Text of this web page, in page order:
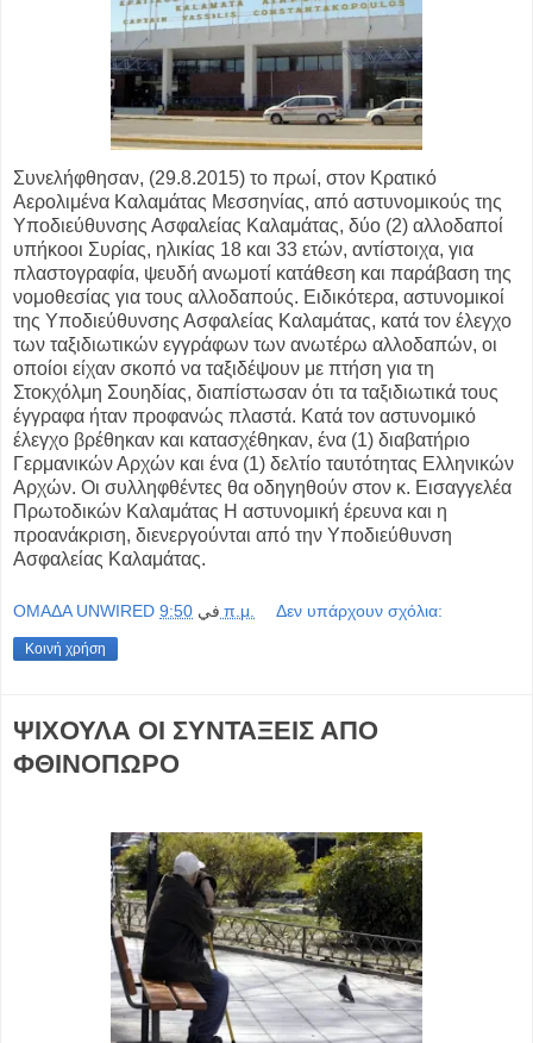
Συνελήφθησαν, (29.8.2015) το πρωί, στον Κρατικό
Αερολιμένα Καλαμάτας Μεσσηνίας, από αστυνομικούς της
Υποδιεύθυνσης Ασφαλείας Καλαμάτας, δύο (2) αλλοδαποί
υπήκοοι Συρίας, ηλικίας 18 και 33 ετών, αντίστοιχα, για
πλαστογραφία, ψευδή ανωμοτί κατάθεση και παράβαση της
νομοθεσίας για τους αλλοδαπούς. Ειδικότερα, αστυνομικοί
της Υποδιεύθυνσης Ασφαλείας Καλαμάτας, κατά τον έλεγχο
των ταξιδιωτικών εγγράφων των ανωτέρω αλλοδαπών, οι
οποίοι είχαν σκοπό να ταξιδέψουν με πτήση για τη
Στοκχόλμη Σουηδίας, διαπίστωσαν ότι τα ταξιδιωτικά τους
έγγραφα ήταν προφανώς πλαστά. Κατά τον αστυνομικό
έλεγχο βρέθηκαν και κατασχέθηκαν, ένα (1) διαβατήριο
Γερμανικών Αρχών και ένα (1) δελτίο ταυτότητας Ελληνικών
Αρχών. Οι συλληφθέντες θα οδηγηθούν στον κ. Εισαγγελέα
Πρωτοδικών Καλαμάτας Η αστυνομική έρευνα και η
προανάκριση, διενεργούνται από την Υποδιεύθυνση
Ασφαλείας Καλαμάτας.
OMAΔΑ UNWIRED في 9:50 π.μ. Δεν υπάρχουν σχόλια:
Κοινή χρήση
ΨΙΧΟΥΛΑ ΟΙ ΣΥΝΤΑΞΕΙΣ ΑΠΟ
ΦΘΙΝΟΠΩΡΟ